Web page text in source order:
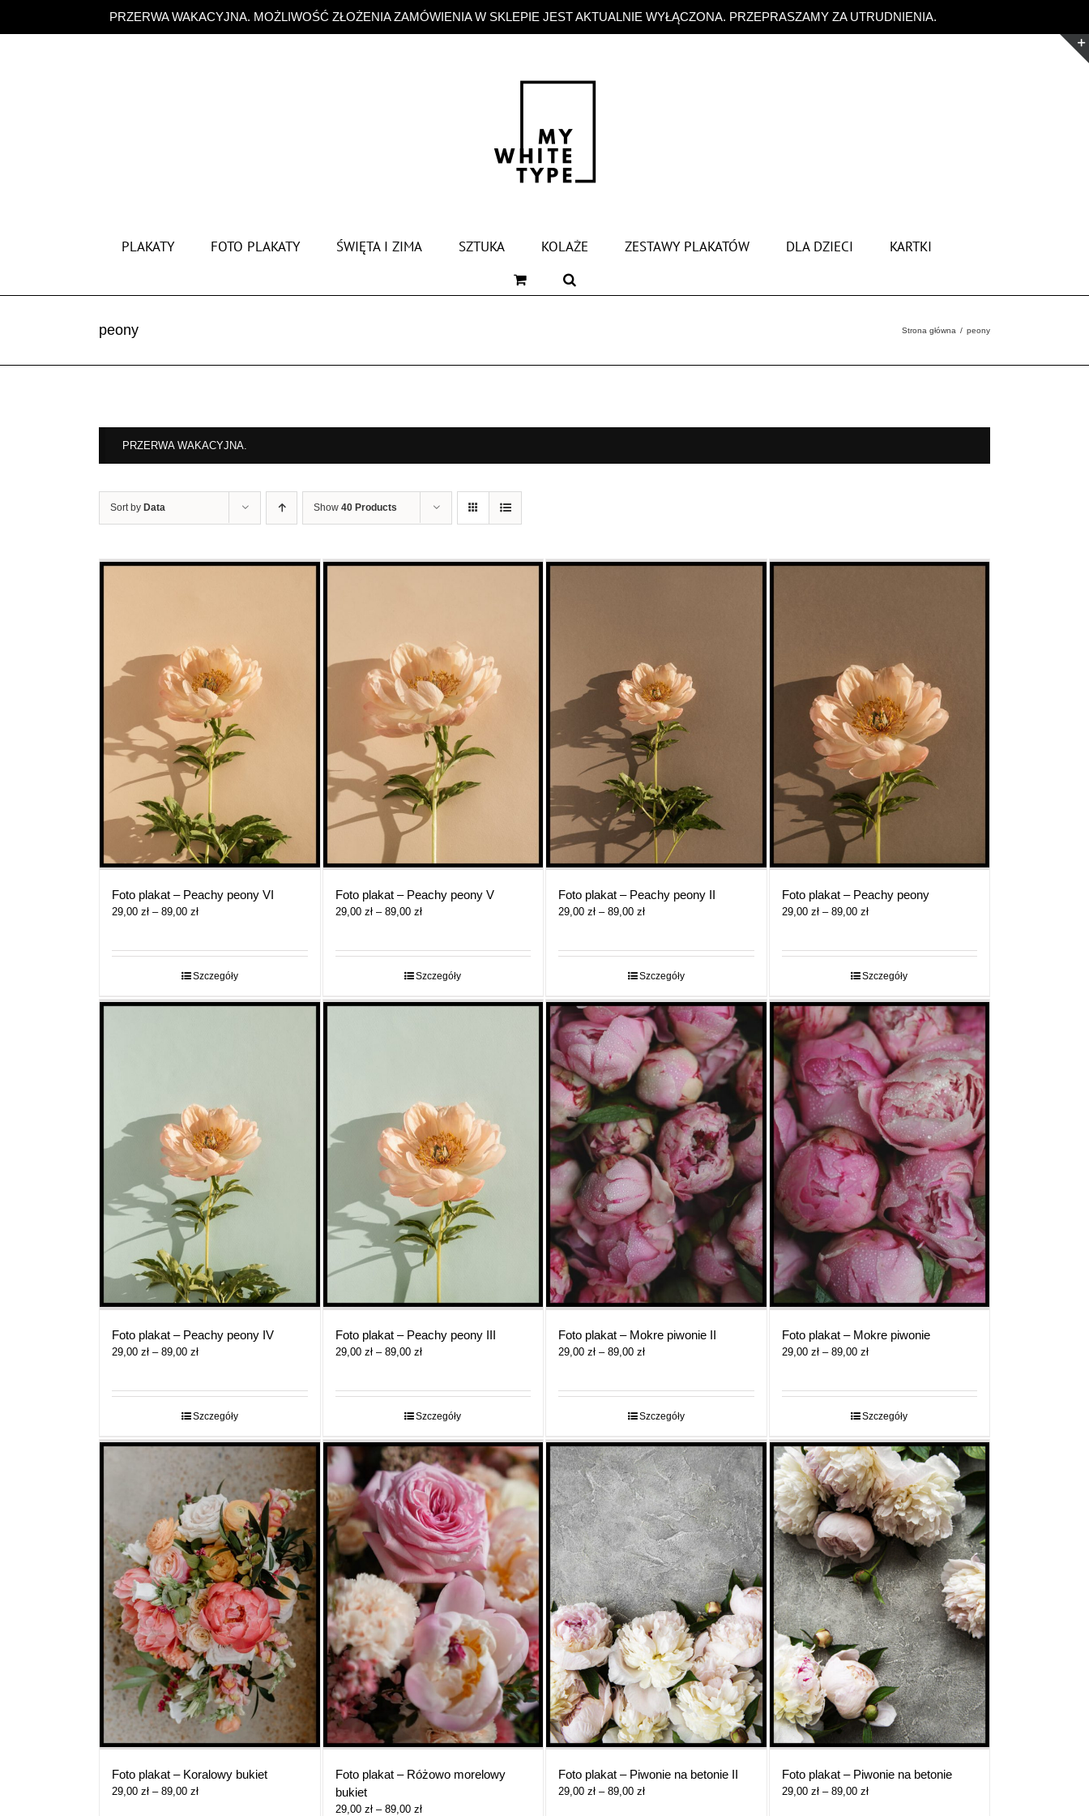
PRZERWA WAKACYJNA. MOŻLIWOŚĆ ZŁOŻENIA ZAMÓWIENIA W SKLEPIE JEST AKTUALNIE WYŁĄCZONA. PRZEPRASZAMY ZA UTRUDNIENIA.
zawartości
PLAKATY FOTO PLAKATY ŚWIĘTA I ZIMA SZTUKA KOLAŻE ZESTAWY PLAKATÓW DLA DZIECI KARTKI
peony Strona główna peony
PRZERWA WAKACYJNA.
Sort by Data Show 40 Products
Foto plakat – Peachy peony VI
29,00 zł – 89,00 złZakres
29,00 zł
do
Szczegóły
Foto plakat – Peachy peony V
29,00 zł – 89,00 złZakres
29,00 zł
do
Szczegóły
Foto plakat – Peachy peony II
29,00 zł – 89,00 złZakres
29,00 zł
do
Szczegóły
Foto plakat – Peachy peony
29,00 zł – 89,00 złZakres
29,00 zł
do
Szczegóły
Foto plakat – Peachy peony IV
29,00 zł – 89,00 złZakres
29,00 zł
do
Szczegóły
Foto plakat – Peachy peony III
29,00 zł – 89,00 złZakres
29,00 zł
do
Szczegóły
Foto plakat – Mokre piwonie II
29,00 zł – 89,00 złZakres
29,00 zł
do
Szczegóły
Foto plakat – Mokre piwonie
29,00 zł – 89,00 złZakres
29,00 zł
do
Szczegóły
Foto plakat – Koralowy bukiet
29,00 zł – 89,00 złZakres
Foto plakat – Różowo morelowy
bukiet
29,00 zł – 89,00 złZakres
Foto plakat – Piwonie na betonie II
29,00 zł – 89,00 złZakres
Foto plakat – Piwonie na betonie
29,00 zł – 89,00 złZakres